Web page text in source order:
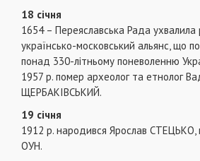
18 січня
1654 – Переяславська Рада ухвалила
українсько-московський альянс, що
понад 330-літньому поневоленню
1957 р. помер археолог та етнолог
ЩЕРБАКІВСЬКИЙ.
19 січня
1912 р. народився Ярослав СТЕЦЬКО,
ОУН.